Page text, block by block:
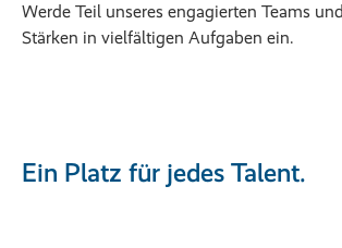
Werde Teil unseres engagierten Teams
Stärken in vielfältigen Aufgaben ein.
Ein Platz für jedes Talent.